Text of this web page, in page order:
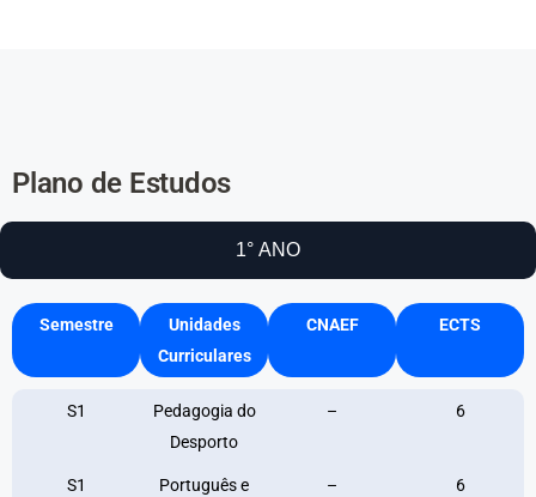
Plano de Estudos
1° ANO
Semestre
Unidades
Curriculares
CNAEF ECTS
S1
Pedagogia do
Desporto
– 6
S1
Português e
– 6